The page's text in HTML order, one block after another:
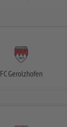
FC Gerolzhofen